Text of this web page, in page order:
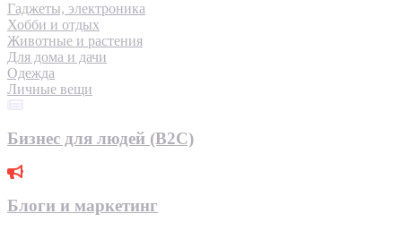
Гаджеты, электроника
Хобби и отдых
Животные и растения
Для дома и дачи
Одежда
Личные вещи
Бизнес для людей (B2C)
Блоги и маркетинг